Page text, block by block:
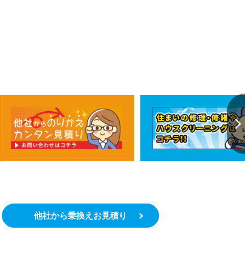
他社から乗換えお見積り